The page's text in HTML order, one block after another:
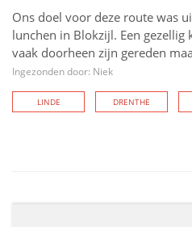
Ons doel voor deze route was
lunchen in Blokzijl. Een
vaak doorheen zijn gereden
Ingezonden door: Niek
LINDE DRENTHE